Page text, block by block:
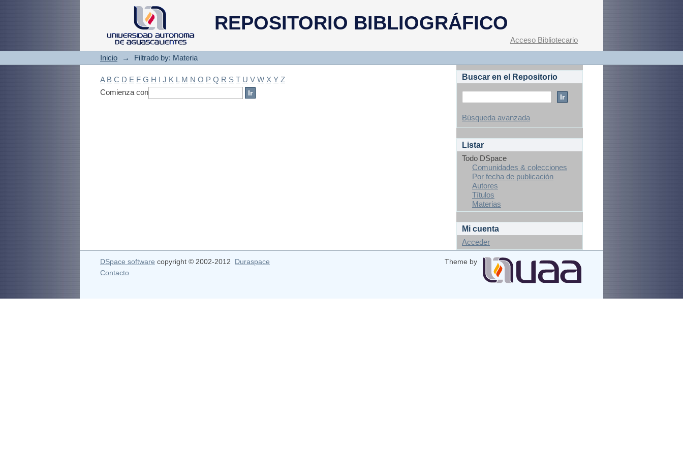
REPOSITORIO BIBLIOGRÁFICO
Filtrado by: Materia
Acceso Bibliotecario
Inicio → Filtrado by: Materia
A B C D E F G H I J K L M N O P Q R S T U V W X Y Z
Comienza con
Buscar en el Repositorio
Búsqueda avanzada
Listar
Todo DSpace
Comunidades & colecciones
Por fecha de publicación
Autores
Títulos
Materias
Mi cuenta
Acceder
DSpace software copyright © 2002-2012 Duraspace
Theme by
Contacto